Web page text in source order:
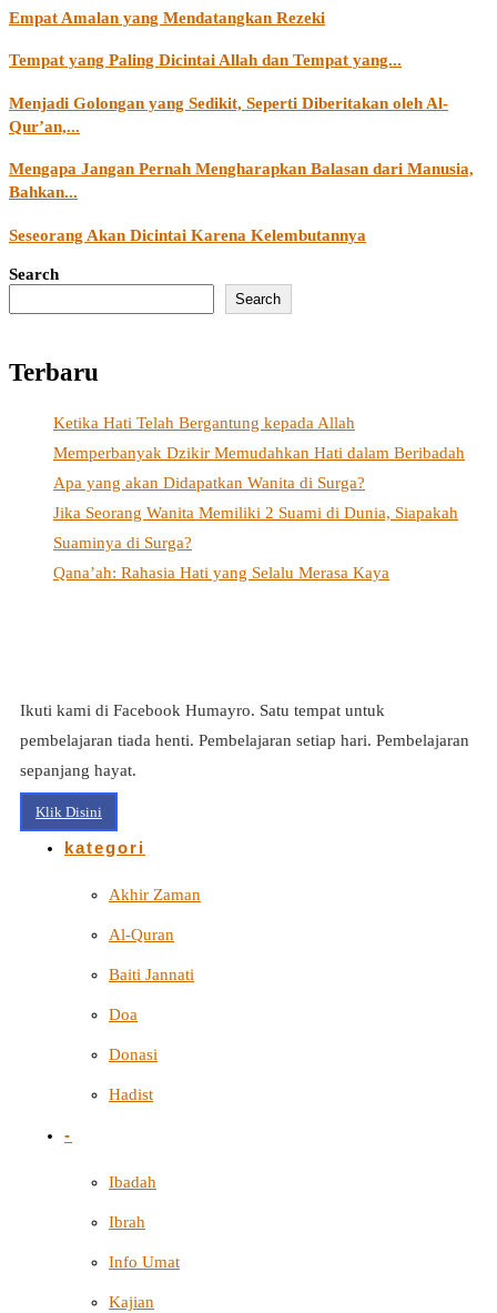
Empat Amalan yang Mendatangkan Rezeki
Tempat yang Paling Dicintai Allah dan Tempat yang...
Menjadi Golongan yang Sedikit, Seperti Diberitakan oleh Al-
Qur’an,...
Mengapa Jangan Pernah Mengharapkan Balasan dari Manusia,
Bahkan...
Seseorang Akan Dicintai Karena Kelembutannya
Search
Search
Terbaru
Ketika Hati Telah Bergantung kepada Allah
Memperbanyak Dzikir Memudahkan Hati dalam Beribadah
Apa yang akan Didapatkan Wanita di Surga?
Jika Seorang Wanita Memiliki 2 Suami di Dunia, Siapakah
Suaminya di Surga?
Qana’ah: Rahasia Hati yang Selalu Merasa Kaya
Ikuti kami di Facebook Humayro. Satu tempat untuk
pembelajaran tiada henti. Pembelajaran setiap hari. Pembelajaran
sepanjang hayat.
Klik Disini
kategori
Akhir Zaman
Al-Quran
Baiti Jannati
Doa
Donasi
Hadist
-
Ibadah
Ibrah
Info Umat
Kajian